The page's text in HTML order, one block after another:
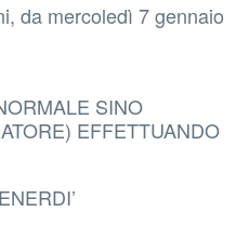
da mercoledì 7 gennaio
SINO
EFFETTUANDO